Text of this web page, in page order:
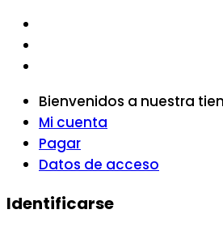
Bienvenidos a nuestra
Mi cuenta
Pagar
Datos de acceso
Identificarse